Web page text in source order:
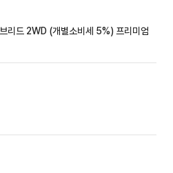
리드 2WD (개별소비세 5%) 프리미엄